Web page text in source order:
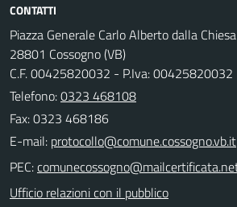
CONTATTI
Piazza Generale Carlo Alberto dalla Chiesa
28801 Cossogno (VB)
C.F. 00425820032 - P.Iva: 00425820032
Telefono:0323 468108
Fax: 0323 468186
E-mail:
PEC:
Ufficio relazioni con il pubblico